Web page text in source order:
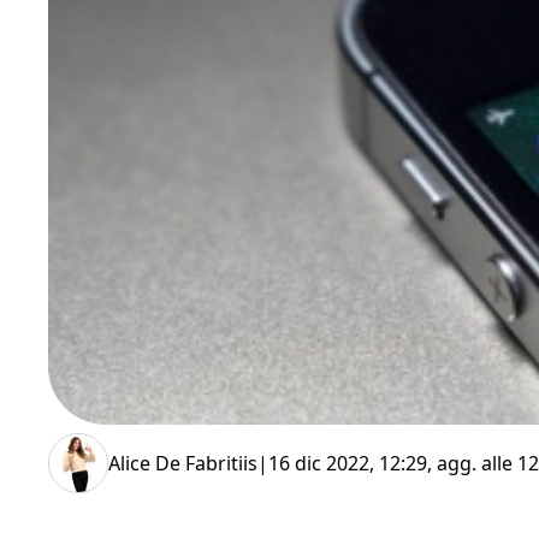
Alice De Fabritiis| 16 dic 2022, 12:29, agg. alle